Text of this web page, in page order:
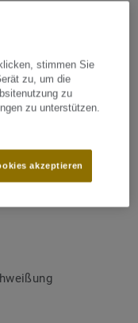
-
sind
abgestimmt.
stimmen Sie
zu, um die
zu
zu unterstützen.
akzeptieren